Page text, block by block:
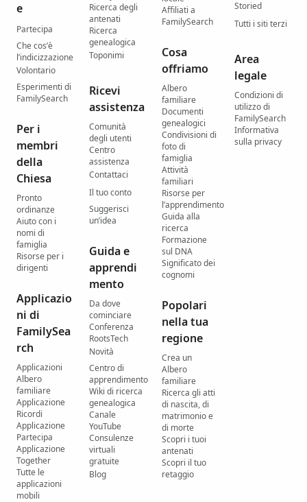
e
Partecipa
Che cos’è
l’indicizzazione
Volontario
Esperimenti di
FamilySearch
Per i
membri
della
Chiesa
Pronto
ordinanze
Aiuto con i
nomi di
famiglia
Risorse per i
dirigenti
Applicazio
ni di
FamilySea
rch
Applicazioni
Albero
familiare
Applicazione
Ricordi
Applicazione
Partecipa
Applicazione
Together
Tutte le
applicazioni
mobili
Ricerca degli
antenati
Ricerca
genealogica
Toponimi
Ricevi
assistenza
Comunità
degli utenti
Centro
assistenza
Contattaci
Il tuo conto
Suggerisci
un’idea
Guida e
apprendi
mento
Da dove
cominciare
Conferenza
RootsTech
Novità
Centro di
apprendimento
Wiki di ricerca
genealogica
Canale
YouTube
Consulenze
virtuali
gratuite
Blog
Affiliati a
FamilySearch
Cosa
offriamo
Albero
familiare
Documenti
genealogici
Condivisioni di
foto di
famiglia
Attività
familiari
Risorse per
l’apprendimento
Guida alla
ricerca
Formazione
sul DNA
Significato dei
cognomi
Popolari
nella tua
regione
Crea un
Albero
familiare
Ricerca gli atti
di nascita, di
matrimonio e
di morte
Scopri i tuoi
antenati
Scopri il tuo
retaggio
Storied
Tutti i siti terzi
Area
legale
Condizioni di
utilizzo di
FamilySearch
Informativa
sulla privacy